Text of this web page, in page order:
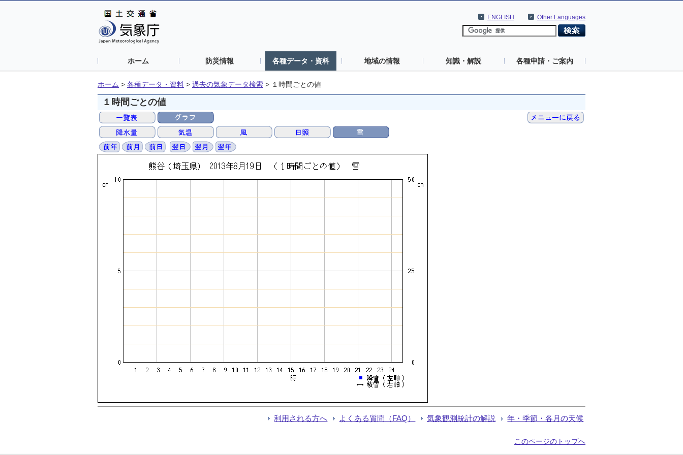
Other Languages
ENGLISH
ホーム 防災情報 各種データ・資料 地域の情報 知識・解説 各種申請・ご案内
ホーム > 各種データ・資料 > 過去の気象データ検索 > １時間ごとの値
１時間ごとの値
利用される方へ よくある質問（FAQ） 気象観測統計の解説 年・季節・各月の天候
このページのトップへ